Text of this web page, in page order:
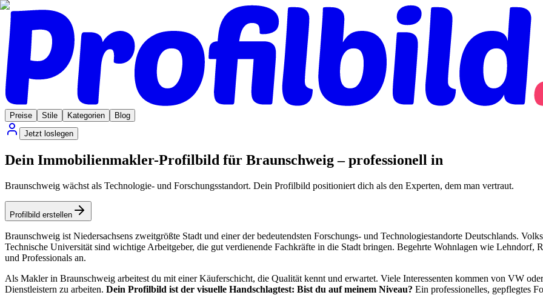
Preise Stile Kategorien
Blog
Jetzt loslegen
Dein Immobilienmakler-Profilbild für Braunschweig – professionell in
Braunschweig wächst als Technologie- und Forschungsstandort. Dein Profilbild positioniert dich als den Experten, dem man vertraut.
Profilbild erstellen
Braunschweig ist Niedersachsens zweitgrößte Stadt und einer der bedeutendsten Forschungs- und Technologiestandorte Deutschlands.
Technische Universität sind wichtige Arbeitgeber, die gut verdienende Fachkräfte in die Stadt bringen. Begehrte Wohnlagen wie Lehndorf,
und Professionals an.
Als Makler in Braunschweig arbeitest du mit einer Käuferschicht, die Qualität kennt und erwartet. Viele Interessenten kommen von VW
Dienstleistern zu arbeiten. Dein Profilbild ist der visuelle Handschlagtest: Bist du auf meinem Niveau? Ein professionelles, gepflegtes